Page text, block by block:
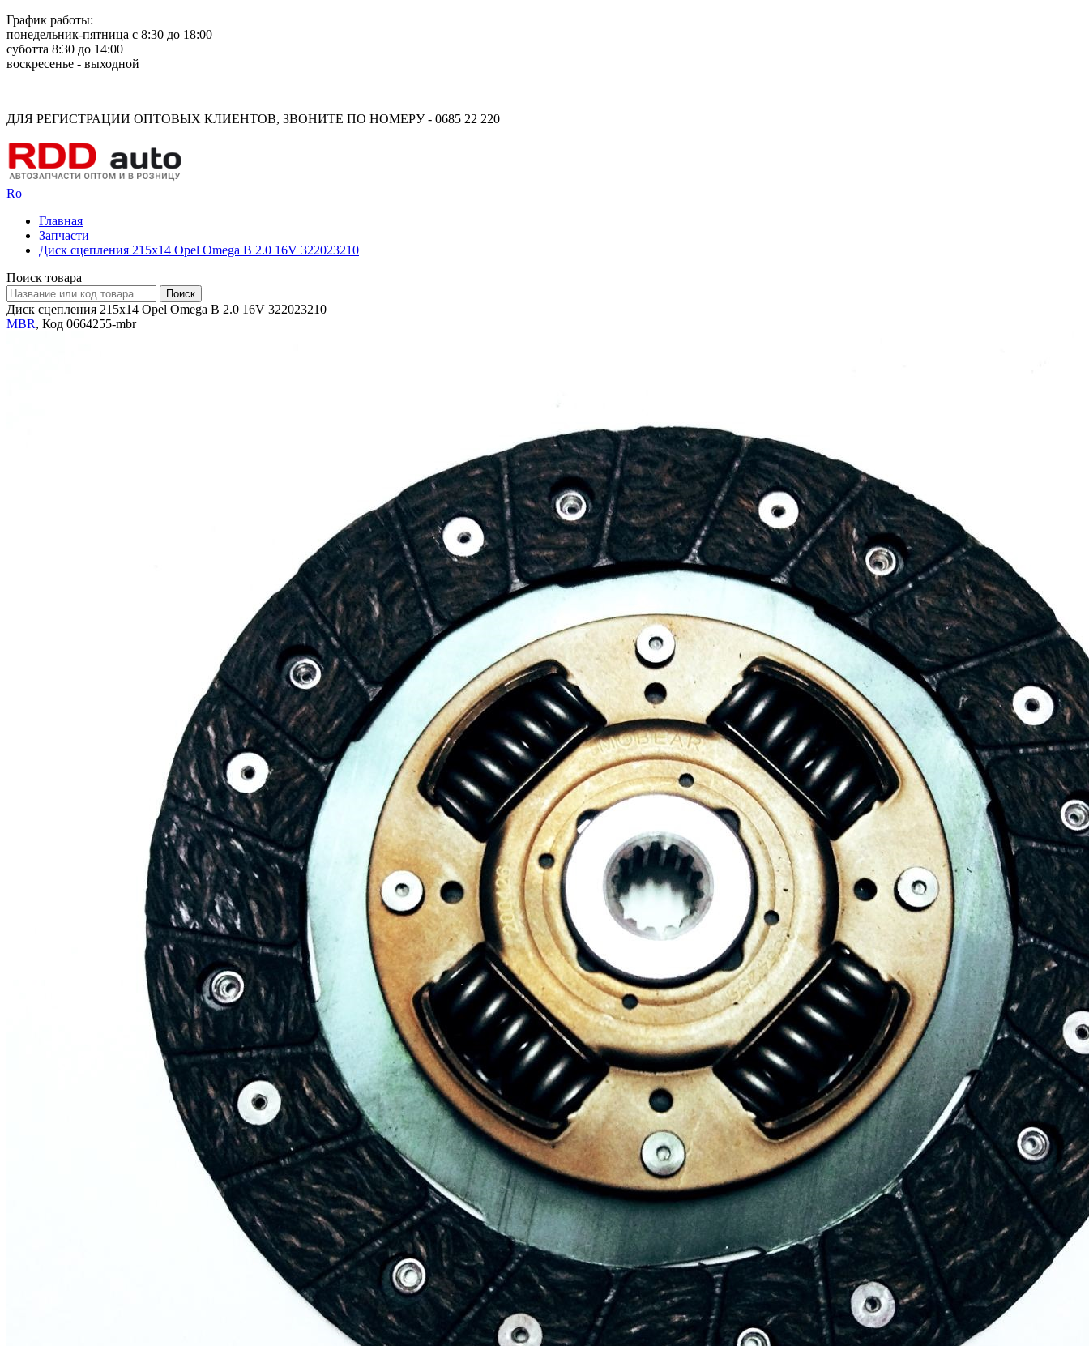
График работы:
понедельник-пятница с 8:30 до 18:00
суботта 8:30 до 14:00
воскресенье - выходной
ДЛЯ РЕГИСТРАЦИИ ОПТОВЫХ КЛИЕНТОВ, ЗВОНИТЕ ПО НОМЕРУ - 0685 22 220
Ro
Главная
Запчасти
Диск сцепления 215x14 Opel Omega B 2.0 16V 322023210
Поиск товара
Диск сцепления 215x14 Opel Omega B 2.0 16V 322023210
MBR, Код 0664255-mbr